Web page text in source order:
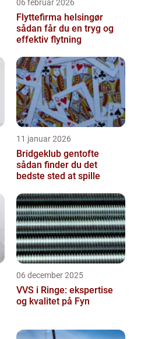
06 februar 2026
Flyttefirma helsingør
sådan får du en tryg og
effektiv flytning
11 januar 2026
Bridgeklub gentofte
sådan finder du det
bedste sted at spille
06 december 2025
VVS i Ringe: ekspertise
og kvalitet på Fyn